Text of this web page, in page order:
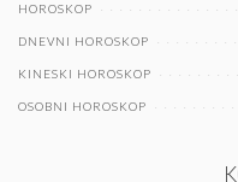
HOROSKOP
DNEVNI HOROSKOP
KINESKI HOROSKOP
OSOBNI HOROSKOP